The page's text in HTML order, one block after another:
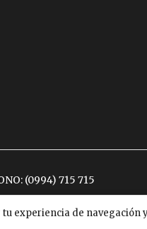
experiencia de
(0994) 715 715